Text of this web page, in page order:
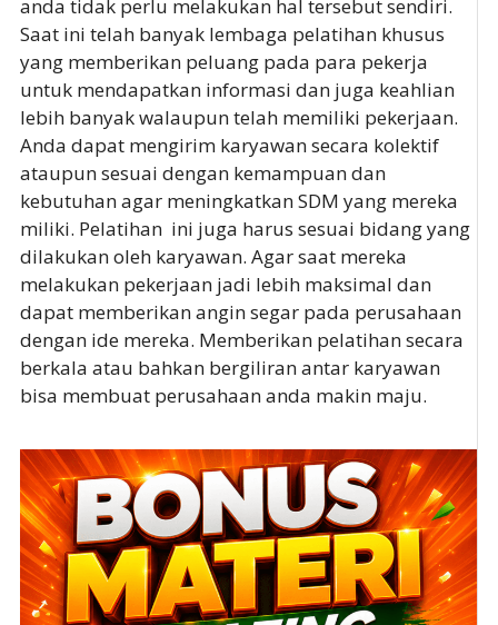
anda tidak perlu melakukan hal tersebut sendiri.
Saat ini telah banyak lembaga pelatihan khusus
yang memberikan peluang pada para pekerja
untuk mendapatkan informasi dan juga keahlian
lebih banyak walaupun telah memiliki pekerjaan.
Anda dapat mengirim karyawan secara kolektif
ataupun sesuai dengan kemampuan dan
kebutuhan agar meningkatkan SDM yang mereka
miliki. Pelatihan ini juga harus sesuai bidang yang
dilakukan oleh karyawan. Agar saat mereka
melakukan pekerjaan jadi lebih maksimal dan
dapat memberikan angin segar pada perusahaan
dengan ide mereka. Memberikan pelatihan secara
berkala atau bahkan bergiliran antar karyawan
bisa membuat perusahaan anda makin maju.